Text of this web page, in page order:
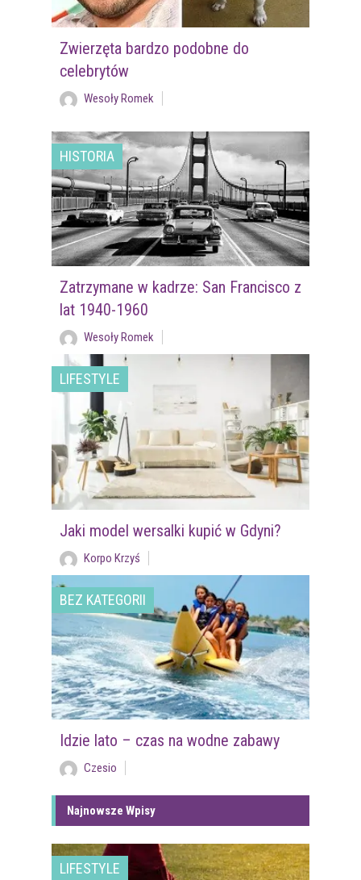
Zwierzęta bardzo podobne do
celebrytów
Wesoły Romek
HISTORIA
Zatrzymane w kadrze: San Francisco z
lat 1940-1960
Wesoły Romek
LIFESTYLE
Jaki model wersalki kupić w Gdyni?
Korpo Krzyś
BEZ KATEGORII
Idzie lato – czas na wodne zabawy
Czesio
Najnowsze Wpisy
LIFESTYLE